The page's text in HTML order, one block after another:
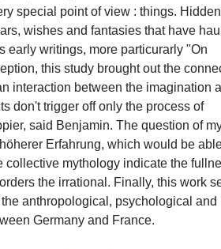
special point of view : things.
wishes and fantasies that have
early writings, more particurarly "On
this study brought out the
interaction between the imagination
don't trigger off only the process of
said Benjamin. The question of
Erfahrung, which would be
collective mythology indicate the
the irrational. Finally, this work
anthropological, psychological and
Germany and France.